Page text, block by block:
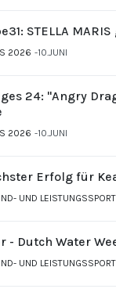
STELLA
2026 10.JUNI
24: "Angry
2026 10.JUNI
Erfolg für
UND
- Dutch Water
UND